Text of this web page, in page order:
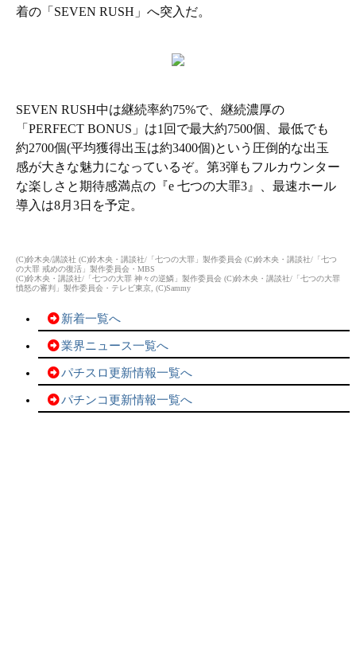
着の「SEVEN RUSH」へ突入だ。
SEVEN RUSH中は継続率約75%で、継続濃厚の
「PERFECT BONUS」は1回で最大約7500個、最低でも
約2700個(平均獲得出玉は約3400個)という圧倒的な出玉
感が大きな魅力になっているぞ。第3弾もフルカウンター
な楽しさと期待感満点の『e 七つの大罪3』、最速ホール
導入は8月3日を予定。
(C)鈴木央/講談社 (C)鈴木央・講談社/「七つの大罪」製作委員会 (C)鈴木央・講談社/「七つ
の大罪 戒めの復活」製作委員会・MBS
(C)鈴木央・講談社/「七つの大罪 神々の逆鱗」製作委員会 (C)鈴木央・講談社/「七つの大罪
憤怒の審判」製作委員会・テレビ東京, (C)Sammy
新着一覧へ
業界ニュース一覧へ
パチスロ更新情報一覧へ
パチンコ更新情報一覧へ